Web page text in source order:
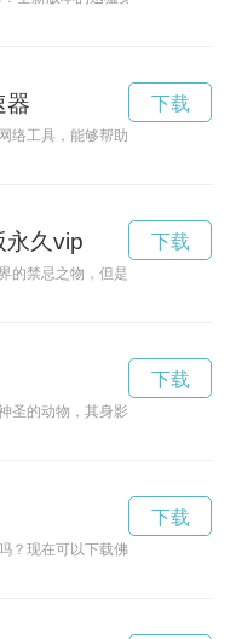
器
络工具，能够帮助用户解决网络
下载
永久vip
的禁忌之物，但是最新研究表明
下载
圣的动物，其身影总是让人心驰
下载
？现在可以下载佛跳墙2.7.8版本
下载